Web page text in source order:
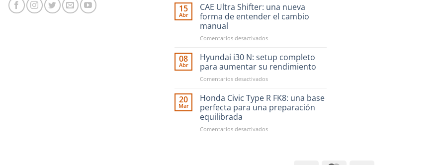
financiar
compras
RST
es
más
fácil
que
15
Abr
CAE Ultra Shifter: una nueva
forma de entender el cambio
manual
Comentarios desactivadosen
Ultra
Shifter:
una
nueva
de
entender
el
manual
08
Abr
Hyundai i30 N: setup completo
para aumentar su rendimiento
Comentarios desactivadosen
i30
setup
para
20
Mar
Honda Civic Type R FK8: una base
perfecta para una preparación
equilibrada
Comentarios desactivadosen